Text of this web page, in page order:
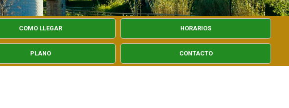
COMO LLEGAR HORARIOS
PLANO CONTACTO